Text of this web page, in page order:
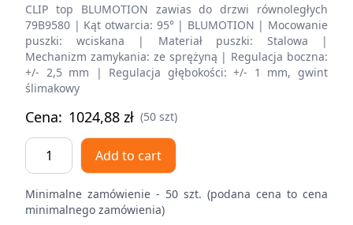
CLIP top BLUMOTION zawias do drzwi równoległych
79B9580 | Kąt otwarcia: 95° | BLUMOTION | Mocowanie
puszki: wciskana | Materiał puszki: Stalowa |
Mechanizm zamykania: ze sprężyną | Regulacja boczna:
+/- 2,5 mm | Regulacja głębokości: +/- 1 mm, gwint
ślimakowy
Cena: 1024,88 zł (50 szt)
CLIP
top
zawias
Add to cart
Minimalne zamówienie - 50 szt. (podana cena to cena
minimalnego zamówienia)